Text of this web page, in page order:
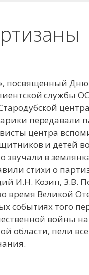
посвященный
службы
передавали
центра
и детей
звучали в
стихи о
И.Н. Козин, З.В.
время Великой
того
войны
области, пели